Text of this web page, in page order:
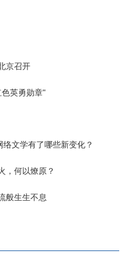
京召开
英勇勋章"
络文学有了哪些新变化？
，何以燎原？
般生生不息